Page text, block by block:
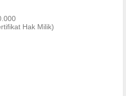
Hak Milik)